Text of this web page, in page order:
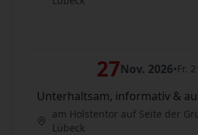
27Nov. 2026•Fr.
Unterhaltsam, informativ &
am Holstentor auf Seite der
Lübeck